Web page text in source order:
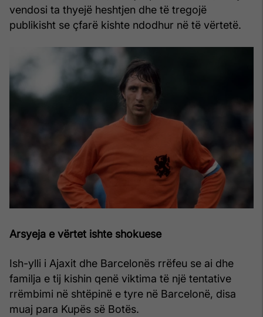
vendosi ta thyejë heshtjen dhe të tregojë
publikisht se çfarë kishte ndodhur në të vërtetë.
Arsyeja e vërtet ishte shokuese
Ish-ylli i Ajaxit dhe Barcelonës rrëfeu se ai dhe
familja e tij kishin qenë viktima të një tentative
rrëmbimi në shtëpinë e tyre në Barcelonë, disa
muaj para Kupës së Botës.